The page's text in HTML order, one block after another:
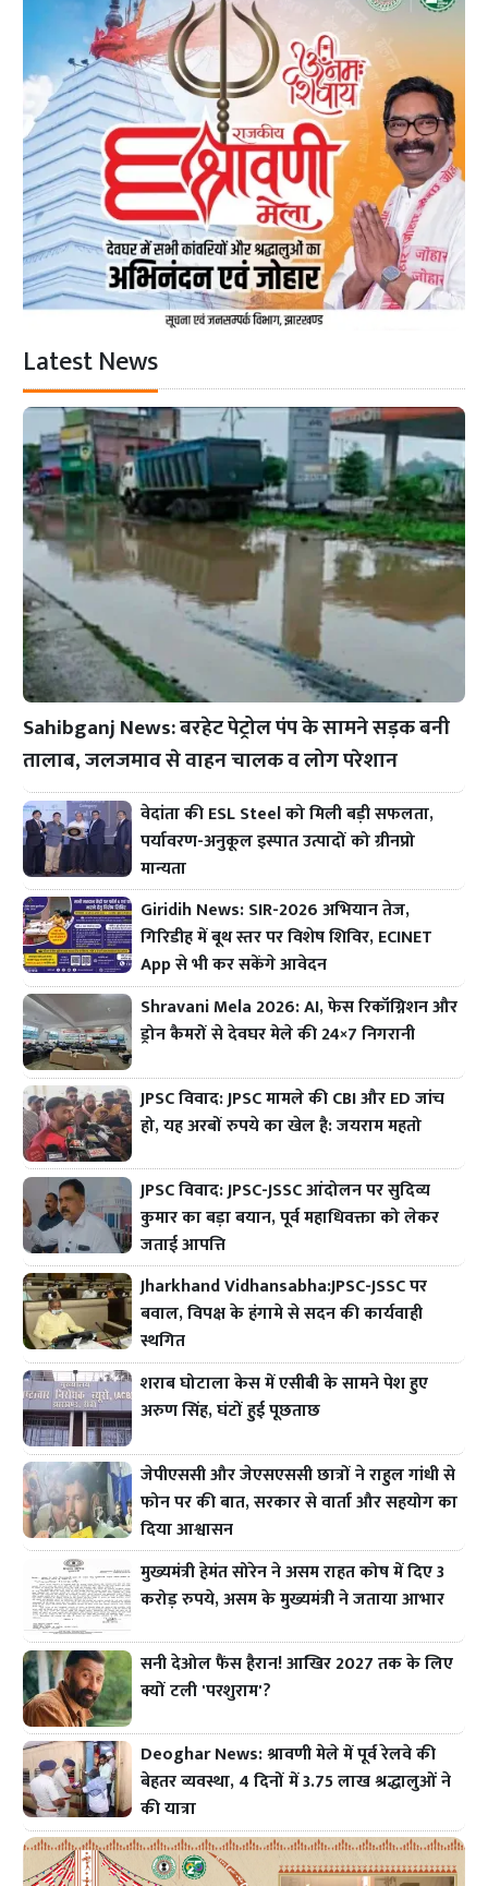
Latest News
Sahibganj News: बरहेट पेट्रोल पंप के सामने सड़क बनी
तालाब, जलजमाव से वाहन चालक व लोग परेशान
वेदांता की ESL Steel को मिली बड़ी सफलता,
पर्यावरण-अनुकूल इस्पात उत्पादों को ग्रीनप्रो
मान्यता
Giridih News: SIR-2026 अभियान तेज,
गिरिडीह में बूथ स्तर पर विशेष शिविर, ECINET
App से भी कर सकेंगे आवेदन
Shravani Mela 2026: AI, फेस रिकॉग्निशन और
ड्रोन कैमरों से देवघर मेले की 24×7 निगरानी
JPSC विवाद: JPSC मामले की CBI और ED जांच
हो, यह अरबों रुपये का खेल है: जयराम महतो
JPSC विवाद: JPSC-JSSC आंदोलन पर सुदिव्य
कुमार का बड़ा बयान, पूर्व महाधिवक्ता को लेकर
जताई आपत्ति
Jharkhand Vidhansabha:JPSC-JSSC पर
बवाल, विपक्ष के हंगामे से सदन की कार्यवाही
स्थगित
शराब घोटाला केस में एसीबी के सामने पेश हुए
अरुण सिंह, घंटों हुई पूछताछ
जेपीएससी और जेएसएससी छात्रों ने राहुल गांधी से
फोन पर की बात, सरकार से वार्ता और सहयोग का
दिया आश्वासन
मुख्यमंत्री हेमंत सोरेन ने असम राहत कोष में दिए 3
करोड़ रुपये, असम के मुख्यमंत्री ने जताया आभार
सनी देओल फैंस हैरान! आखिर 2027 तक के लिए
क्यों टली 'परशुराम'?
Deoghar News: श्रावणी मेले में पूर्व रेलवे की
बेहतर व्यवस्था, 4 दिनों में 3.75 लाख श्रद्धालुओं ने
की यात्रा